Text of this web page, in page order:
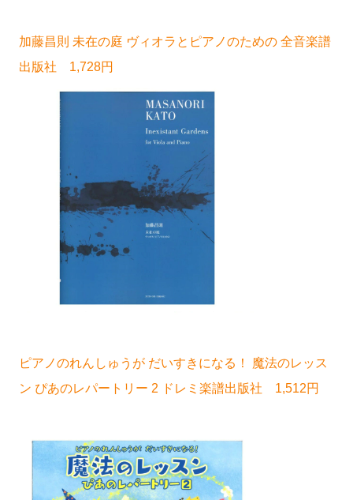
加藤昌則 未在の庭 ヴィオラとピアノのための 全音楽譜
出版社 1,728円
ピアノのれんしゅうが だいすきになる！ 魔法のレッス
ン ぴあのレパートリー 2 ドレミ楽譜出版社 1,512円